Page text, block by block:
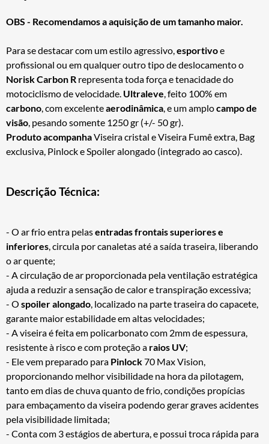
OBS - Recomendamos a aquisição de um tamanho maior.
Para se destacar com um estilo agressivo,esportivoe
profissional ou em qualquer outro tipo de deslocamento o
Norisk Carbon R representa toda força e tenacidade do
motociclismo de velocidade. Ultraleve, feito 100% em
carbono, com excelenteaerodinâmica, e um amplocampo de
visão, pesando somente 1250 gr (+/- 50 gr).
Produto acompanhaViseira cristal e Viseira Fumê extra, Bag
exclusiva, Pinlock e Spoiler alongado (integrado ao casco).
Descrição Técnica:
- O ar frio entra pelasentradas frontais superiores e
inferiores , circula por canaletas até a saída traseira, liberando
o ar quente;
- A circulação de ar proporcionada pela ventilação estratégica
ajuda a reduzir a sensação de calor e transpiração excessiva;
- O spoiler alongado , localizado na parte traseira do capacete,
garante maior estabilidade em altas velocidades;
- A viseira é feita em policarbonato com 2mm de espessura,
resistente à risco e com proteção a raios UV;
- Ele vem preparado para Pinlock70 Max Vision,
proporcionando melhor visibilidade na hora da pilotagem,
tanto em dias de chuva quanto de frio, condições propícias
para embaçamento da viseira podendo gerar graves acidentes
pela visibilidade limitada;
- Conta com 3 estágios de abertura, e possui troca rápida para